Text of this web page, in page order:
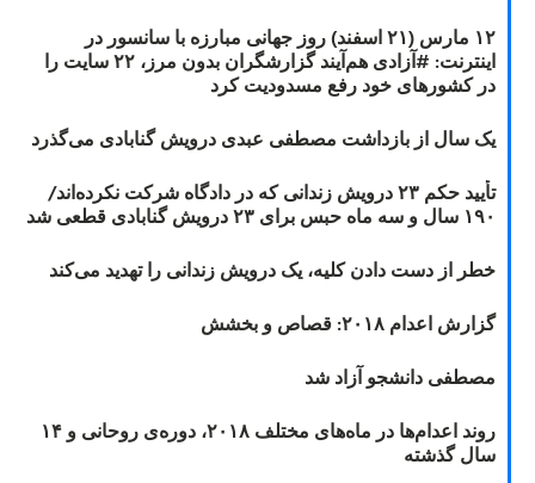
۱۲ مارس (۲۱ اسفند) روز جهانی مبارزه با سانسور در
اینترنت: #آزادی هم‌آیند گزارشگران‌ بدون مرز، ۲۲ سایت را
در کشورهای خود رفع مسدودیت کرد
یک سال از بازداشت مصطفی عبدی درویش گنابادی می‌گذرد
تأیید حکم ۲۳ درویش زندانی که در دادگاه شرکت نکرده‌اند/
۱۹۰ سال و سه ماه حبس برای ۲۳ درویش گنابادی قطعی شد
خطر از دست دادن کلیه، یک درویش زندانی را تهدید می‌کند
گزارش اعدام ۲۰۱۸: قصاص و بخشش
مصطفی دانشجو آزاد شد
روند اعدام‌ها در ماه‌های مختلف ۲۰۱۸، دوره‌ی روحانی و ۱۴
سال گذشته